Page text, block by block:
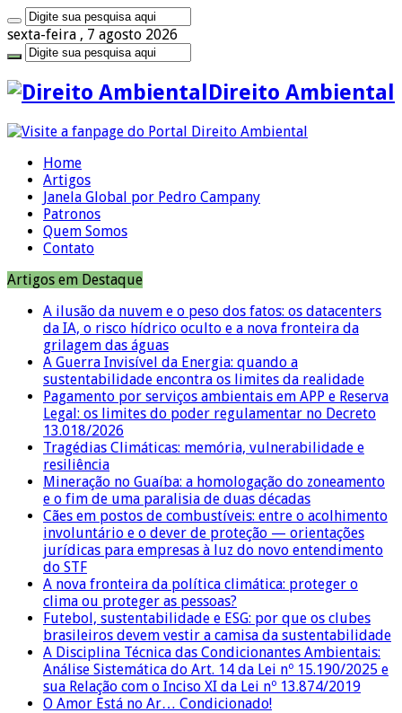
sexta-feira , 7 agosto 2026
Direito Ambiental
Home
Artigos
Janela Global por Pedro Campany
Patronos
Quem Somos
Contato
Artigos em Destaque
A ilusão da nuvem e o peso dos fatos: os datacenters
da IA, o risco hídrico oculto e a nova fronteira da
grilagem das águas
A Guerra Invisível da Energia: quando a
sustentabilidade encontra os limites da realidade
Pagamento por serviços ambientais em APP e Reserva
Legal: os limites do poder regulamentar no Decreto
13.018/2026
Tragédias Climáticas: memória, vulnerabilidade e
resiliência
Mineração no Guaíba: a homologação do zoneamento
e o fim de uma paralisia de duas décadas
Cães em postos de combustíveis: entre o acolhimento
involuntário e o dever de proteção — orientações
jurídicas para empresas à luz do novo entendimento
do STF
A nova fronteira da política climática: proteger o
clima ou proteger as pessoas?
Futebol, sustentabilidade e ESG: por que os clubes
brasileiros devem vestir a camisa da sustentabilidade
A Disciplina Técnica das Condicionantes Ambientais:
Análise Sistemática do Art. 14 da Lei nº 15.190/2025 e
sua Relação com o Inciso XI da Lei nº 13.874/2019
O Amor Está no Ar… Condicionado!